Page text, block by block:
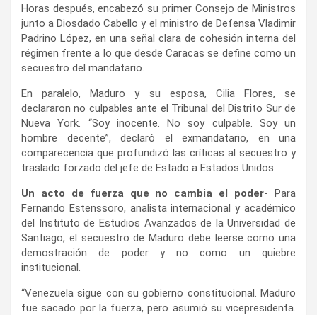
Horas después, encabezó su primer Consejo de Ministros
junto a Diosdado Cabello y el ministro de Defensa Vladimir
Padrino López, en una señal clara de cohesión interna del
régimen frente a lo que desde Caracas se define como un
secuestro del mandatario.
En paralelo, Maduro y su esposa, Cilia Flores, se
declararon no culpables ante el Tribunal del Distrito Sur de
Nueva York. “Soy inocente. No soy culpable. Soy un
hombre decente”, declaró el exmandatario, en una
comparecencia que profundizó las críticas al secuestro y
traslado forzado del jefe de Estado a Estados Unidos.
Un acto de fuerza que no cambia el poder- Para
Fernando Estenssoro, analista internacional y académico
del Instituto de Estudios Avanzados de la Universidad de
Santiago, el secuestro de Maduro debe leerse como una
demostración de poder y no como un quiebre
institucional.
“Venezuela sigue con su gobierno constitucional. Maduro
fue sacado por la fuerza, pero asumió su vicepresidenta.